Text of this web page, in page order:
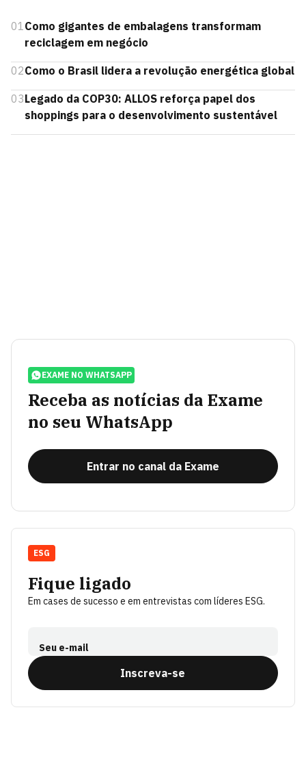
01Como gigantes de embalagens transformam
reciclagem em negócio
02Como o Brasil lidera a revolução energética global
03Legado da COP30: ALLOS reforça papel dos
shoppings para o desenvolvimento sustentável
EXAME NO WHATSAPP
Receba as notícias da Exame
no seu WhatsApp
Entrar no canal da Exame
Fique ligado
Em cases de sucesso e em entrevistas com líderes ESG.
Seu e-mail
Inscreva-se
ESG